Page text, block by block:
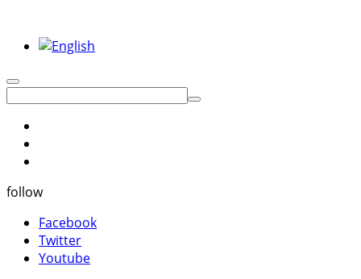
follow
Facebook
Twitter
Youtube